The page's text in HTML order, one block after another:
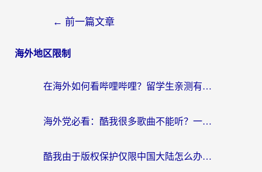
← 前一篇文章
海外地区限制
在海外如何看哔哩哔哩？留学生亲测有效的回国加速指南
海外党必看：酷我很多歌曲不能听？一招解决优酷版权限制+B站地域问题！
酷我由于版权保护仅限中国大陆怎么办？海外党亲测有效的解锁指南